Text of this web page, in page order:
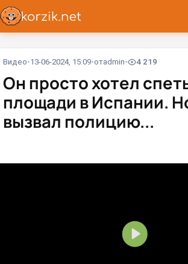
Видео 13-06-2024, 15:09 отadmin 4 219
Он просто хотел
площади в Испании.
вызвал полицию...
В